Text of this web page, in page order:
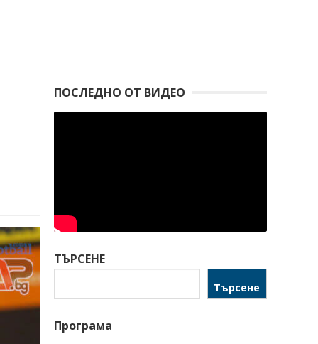
ПОСЛЕДНО ОТ ВИДЕО
ТЪРСЕНЕ
Търсене
Програма